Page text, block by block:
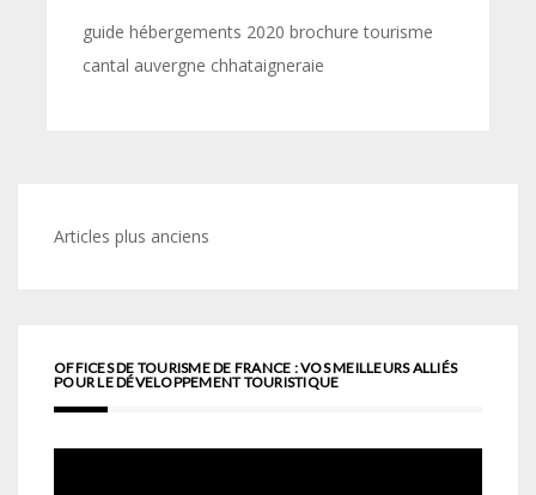
guide hébergements 2020 brochure tourisme
cantal auvergne chhataigneraie
Navigation
Articles plus anciens
OFFICES DE TOURISME DE FRANCE : VOS MEILLEURS ALLIÉS
POUR LE DÉVELOPPEMENT TOURISTIQUE